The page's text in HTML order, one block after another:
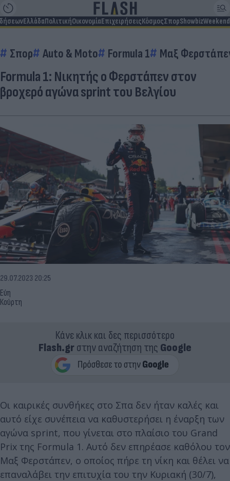
ΕλλάδαΠολιτικήΟικονομίαΕπιχειρήσειςΚόσμοςΣπορShowbizWeekend
Σπορ Auto & Moto Formula 1 Μαξ
Formula 1: Νικητής ο Φερστάπεν στον
βροχερό αγώνα sprint του Βελγίου
Εύη
Κούρτη
29.07.2023 20:25
Κάνε κλικ και δες περισσότερο
Flash.grστην αναζήτηση της Google
Οι καιρικές συνθήκες στο Σπα δεν ήταν καλές και
αυτό είχε συνέπεια να καθυστερήσει η έναρξη των
αγώνα sprint, που γίνεται στο πλαίσιο του Grand
Prix της Formula 1. Αυτό δεν επηρέασε καθόλου τον
Μαξ Φερστάπεν, ο οποίος πήρε τη νίκη και θέλει να
επαναλάβει την επιτυχία του την Κυριακή (30/7),